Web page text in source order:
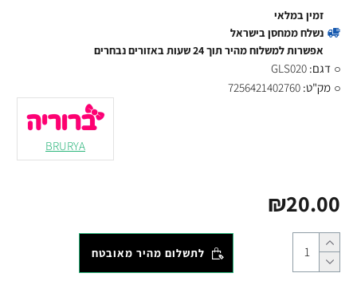
₪20.00
זמין במלאי
נשלח ממחסן בישראל
אפשרות למשלוח מהיר תוך 24 שעות באזורים נבחרים
דגם: GLS020
מק"ט: 7256421402760
BRURYA
לתשלום מהיר מאובטח